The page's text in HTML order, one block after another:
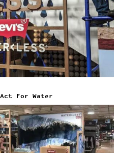
For Water